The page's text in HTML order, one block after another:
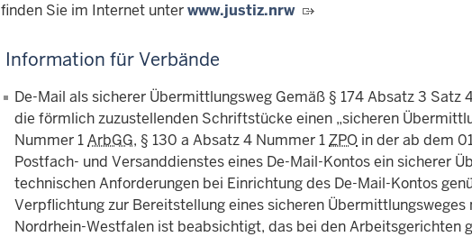
finden Sie im Internet unterwww.justiz.nrw
Information für Verbände
De-Mail als sicherer Übermittlungsweg Gemäß § 174 Absatz 3 Satz
die förmlich zuzustellenden Schriftstücke einen „sicheren
Nummer 1ArbGG, § 130 a Absatz 4 Nummer 1ZPO in der ab dem
Postfach- und Versanddienstes eines De-Mail-Kontos ein sicherer
technischen Anforderungen bei Einrichtung des De-Mail-Kontos
Verpflichtung zur Bereitstellung eines sicheren
Nordrhein-Westfalen ist beabsichtigt, das bei den Arbeitsgerichten